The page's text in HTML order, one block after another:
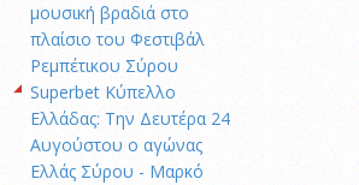
μουσική βραδιά στο
πλαίσιο του Φεστιβάλ
Ρεμπέτικου Σύρου
Superbet Κύπελλο
Ελλάδας: Την Δευτέρα 24
Αυγούστου ο αγώνας
Ελλάς Σύρου - Μαρκό